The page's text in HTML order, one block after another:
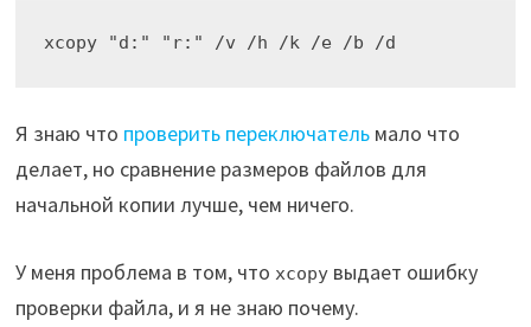
Я знаю что проверить переключательмало что
делает, но сравнение размеров файлов для
начальной копии лучше, чем ничего.
У меня проблема в том, что xcopyвыдает ошибку
проверки файла, и я не знаю почему.